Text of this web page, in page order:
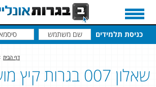
כניסת תלמידים
דף הבית
שאלון 007 בגרות